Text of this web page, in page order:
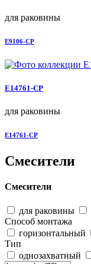
для раковины
E9106-CP
E14761-CP
для раковины
E14761-CP
Смесители
Смесители
для раковины
Способ монтажа
горизонтальный
Тип
однозахватный